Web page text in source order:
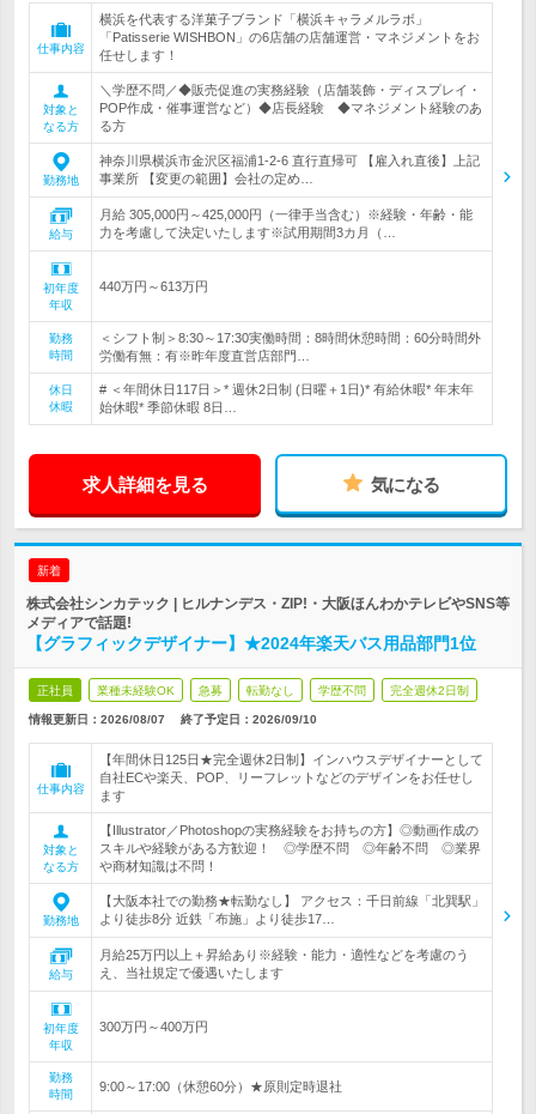
仕事内容
横浜を代表する洋菓子ブランド「横浜キャラメルラボ」
「Patisserie WISHBON」の6店舗の店舗運営・マネジメントをお
任せします！
対象と
なる方
＼学歴不問／◆販売促進の実務経験（店舗装飾・ディスプレイ・
POP作成・催事運営など）◆店長経験 ◆マネジメント経験のあ
る方
勤務地
神奈川県横浜市金沢区福浦1-2-6 直行直帰可 【雇入れ直後】上記
事業所 【変更の範囲】会社の定め…
給与
月給 305,000円～425,000円（一律手当含む）※経験・年齢・能
力を考慮して決定いたします※試用期間3カ月（…
初年度
年収
440万円～613万円
勤務
時間
＜シフト制＞8:30～17:30実働時間：8時間休憩時間：60分時間外
労働有無：有※昨年度直営店部門…
休日
休暇
# ＜年間休日117日＞* 週休2日制 (日曜＋1日)* 有給休暇* 年末年
始休暇* 季節休暇 8日…
求人詳細を見る 気になる
新着
株式会社シンカテック | ヒルナンデス・ZIP!・大阪ほんわかテレビやSNS等
メディアで話題!
【グラフィックデザイナー】★2024年楽天バス用品部門1位
正社員 業種未経験OK 急募 転勤なし 学歴不問 完全週休2日制
情報更新日：2026/08/07 終了予定日： 2026/09/10
仕事内容
【年間休日125日★完全週休2日制】インハウスデザイナーとして
自社ECや楽天、POP、リーフレットなどのデザインをお任せし
ます
対象と
なる方
【Illustrator／Photoshopの実務経験をお持ちの方】◎動画作成の
スキルや経験がある方歓迎！ ◎学歴不問 ◎年齢不問 ◎業界
や商材知識は不問！
勤務地
【大阪本社での勤務★転勤なし】 アクセス：千日前線「北巽駅」
より徒歩8分 近鉄「布施」より徒歩17…
給与
月給25万円以上＋昇給あり※経験・能力・適性などを考慮のう
え、当社規定で優遇いたします
初年度
年収
300万円～400万円
勤務
時間
9:00～17:00（休憩60分）★原則定時退社